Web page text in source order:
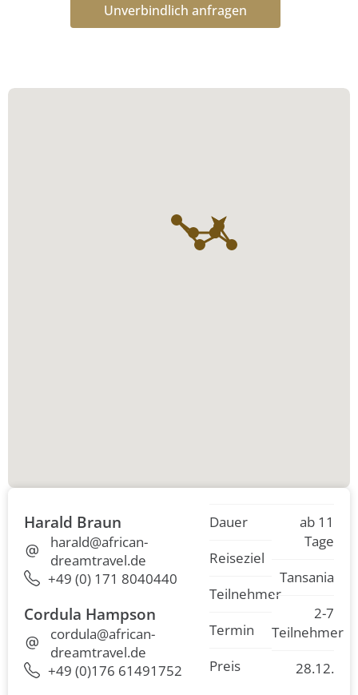
Unverbindlich anfragen
Harald Braun
harald@african-
dreamtravel.de
+49 (0) 171 8040440
Cordula Hampson
cordula@african-
dreamtravel.de
+49 (0)176 61491752
Dauer
Reiseziel
Teilnehmer
Termin
Preis
ab 11
Tage
Tansania
2-7
Teilnehmer
28.12.